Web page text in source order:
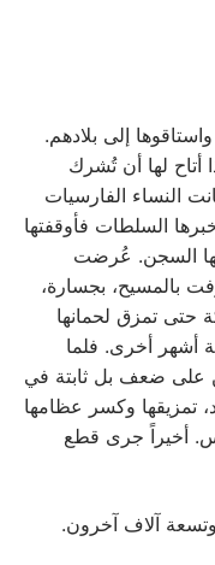
إلى بلادهم.
أتاح لها أن تُشرك
النساء الفارسيات
السلطات فأوقفتها
السجن. عُرضت
بالمسيح، بجسارة،
حتى تمزق لحمانها
أشهر أخرى. فلما
على ضعف بل ثابتة في
تمزيقها وكسر عظامها
أخيراً جرى قطع
آلاف آخرون.